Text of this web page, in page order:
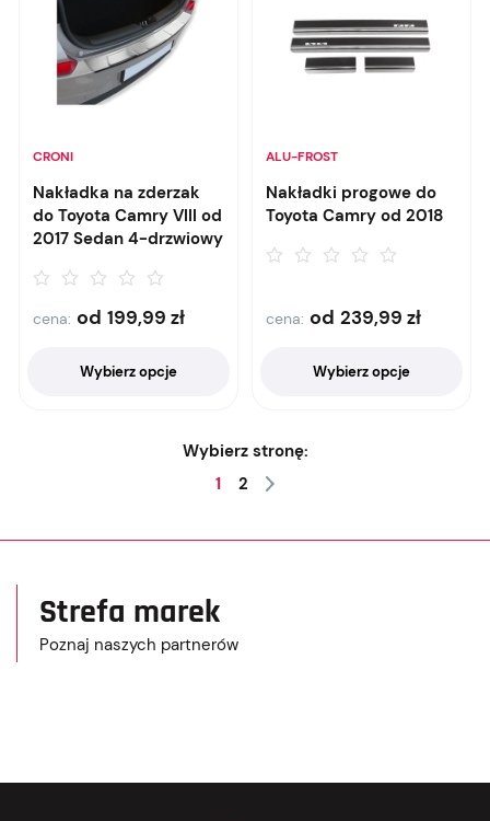
CRONI
Nakładka na zderzak
do Toyota Camry VIII od
2017 Sedan 4-drzwiowy
cena: od 199,99 zł
Wybierz opcje
ALU-FROST
Nakładki progowe do
Toyota Camry od 2018
cena: od 239,99 zł
Wybierz opcje
Wybierz stronę:
1
2
Strefa marek
Poznaj naszych partnerów